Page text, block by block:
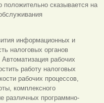
положительно сказывается на
информационных и
налоговых органов
рабочих
работу налоговых
рабочих процессов,
комплексного
различных программно-